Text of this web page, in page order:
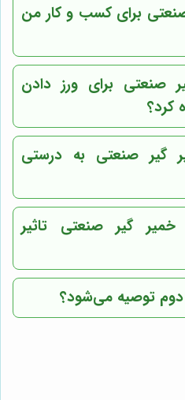
برای کسب و کار من
صنعتی برای ورز دادن
کرد؟
گیر صنعتی به درستی
گیر صنعتی تاثیر
دوم توصیه می‌شود؟